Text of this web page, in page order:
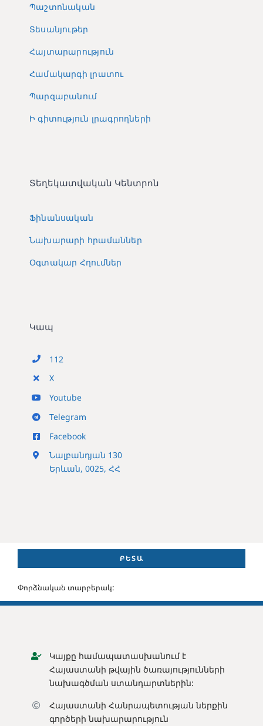
Պաշտոնական
Տեսանյութեր
Հայտարարություն
Համակարգի լրատու
Պարզաբանում
Ի գիտություն լրագրողների
Տեղեկատվական Կենտրոն
Ֆինանսական
Նախարարի հրամաններ
Օգտակար Հղումներ
Կապ
112
X
Youtube
Telegram
Facebook
Նալբանդյան 130
Երևան, 0025, ՀՀ
ԲԵՏԱ
Փորձնական տարբերակ:
Կայքը համապատասխանում է
Հայաստանի թվային ծառայությունների
նախագծման ստանդարտներին:
Հայաստանի Հանրապետության ներքին
գործերի նախարարություն